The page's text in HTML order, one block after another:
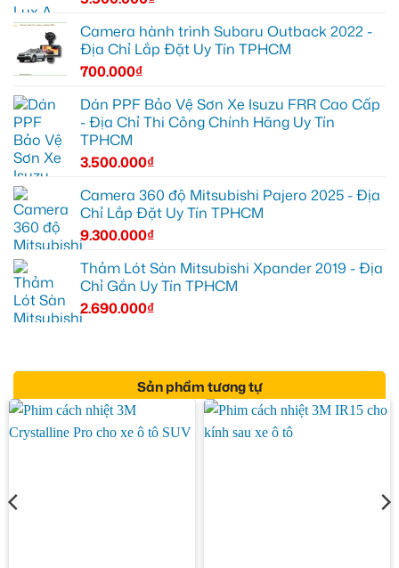
Camera hành trình Subaru Outback 2022 -
Địa Chỉ Lắp Đặt Uy Tín TPHCM
700.000₫
Dán PPF Bảo Vệ Sơn Xe Isuzu FRR Cao Cấp
- Địa Chỉ Thi Công Chính Hãng Uy Tín
TPHCM
3.500.000₫
Camera 360 độ Mitsubishi Pajero 2025 - Địa
Chỉ Lắp Đặt Uy Tín TPHCM
9.300.000₫
Thảm Lót Sàn Mitsubishi Xpander 2019 - Địa
Chỉ Gắn Uy Tín TPHCM
2.690.000₫
Sản phẩm tương tự